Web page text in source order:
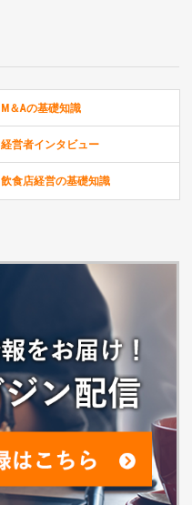
M＆Aの基礎知識
経営者インタビュー
飲食店経営の基礎知識